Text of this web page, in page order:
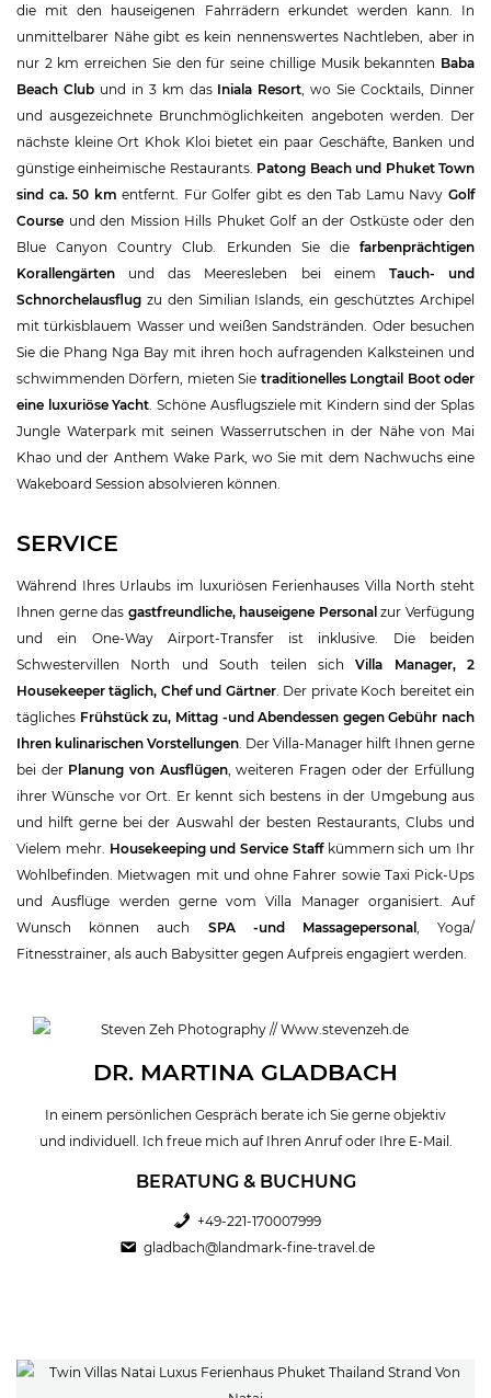
die mit den hauseigenen Fahrrädern erkundet werden kann. In
unmittelbarer Nähe gibt es kein nennenswertes Nachtleben, aber in
nur 2 km erreichen Sie den für seine chillige Musik bekannten Baba
Beach Clubund in 3 km das Iniala Resort , wo Sie Cocktails, Dinner
und ausgezeichnete Brunchmöglichkeiten angeboten werden. Der
nächste kleine Ort Khok Kloi bietet ein paar Geschäfte, Banken und
günstige einheimische Restaurants. Patong Beach und Phuket Town
sind ca. 50 km entfernt. Für Golfer gibt es den Tab Lamu NavyGolf
Course und den Mission Hills Phuket Golf an der Ostküste oder den
Blue Canyon Country Club. Erkunden Sie die farbenprächtigen
Korallengärten und das Meeresleben bei einem Tauch- und
Schnorchelausflug zu den Similian Islands, ein geschütztes Archipel
mit türkisblauem Wasser und weißen Sandstränden. Oder besuchen
Sie die Phang Nga Bay mit ihren hoch aufragenden Kalksteinen und
schwimmenden Dörfern, mieten Sie traditionelles Longtail Boot oder
eine luxuriöse Yacht . Schöne Ausflugsziele mit Kindern sind der Splas
Jungle Waterpark mit seinen Wasserrutschen in der Nähe von Mai
Khao und der Anthem Wake Park, wo Sie mit dem Nachwuchs eine
Wakeboard Session absolvieren können.
SERVICE
Während Ihres Urlaubs im luxuriösen Ferienhauses Villa North steht
Ihnen gerne das gastfreundliche, hauseigene Personalzur Verfügung
und ein One-Way Airport-Transfer ist inklusive. Die beiden
Schwestervillen North und South teilen sichVilla Manager, 2
Housekeeper täglich, Chef und Gärtner. Der private Koch bereitet ein
tägliches Frühstück zu, Mittag -und Abendessen gegen Gebühr nach
Ihren kulinarischen Vorstellungen . Der Villa-Manager hilft Ihnen gerne
bei der Planung von Ausflügen, weiteren Fragen oder der Erfüllung
ihrer Wünsche vor Ort. Er kennt sich bestens in der Umgebung aus
und hilft gerne bei der Auswahl der besten Restaurants, Clubs und
Vielem mehr. Housekeeping und Service Staffkümmern sich um Ihr
Wohlbefinden. Mietwagen mit und ohne Fahrer sowie Taxi Pick-Ups
und Ausflüge werden gerne vom Villa Manager organisiert. Auf
Wunsch können auch SPA -und Massagepersonal, Yoga/
Fitnesstrainer, als auch Babysitter gegen Aufpreis engagiert werden.
DR. MARTINA GLADBACH
In einem persönlichen Gespräch berate ich Sie gerne objektiv
und individuell. Ich freue mich auf Ihren Anruf oder Ihre E-Mail.
BERATUNG & BUCHUNG
+49-221-170007999
gladbach@landmark-fine-travel.de